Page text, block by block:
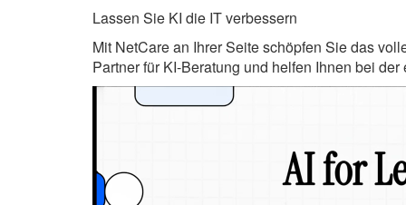
Lassen Sie KI die IT verbessern
Mit NetCare an Ihrer Seite schöpfen Sie das
Partner für KI-Beratung und helfen Ihnen bei
Videospeler